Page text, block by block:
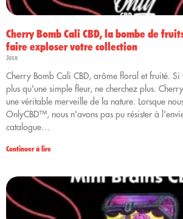
Cherry Bomb Cali CBD, la bombe de
faire exploser votre collection
Josu
Cherry Bomb Cali CBD, arôme floral et fruité. Si
plus qu'une simple fleur, ne cherchez plus.
une véritable merveille de la nature. Lorsque
OnlyCBD™, nous n'avons pas pu résister à
catalogue…
Continuer à lire